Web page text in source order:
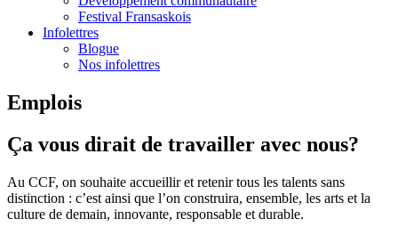
Festival Fransaskois
Infolettres
Blogue
Nos infolettres
Emplois
Ça vous dirait de travailler avec nous?
Au CCF, on souhaite accueillir et retenir tous les talents sans
distinction : c’est ainsi que l’on construira, ensemble, les arts et la
culture de demain, innovante, responsable et durable.